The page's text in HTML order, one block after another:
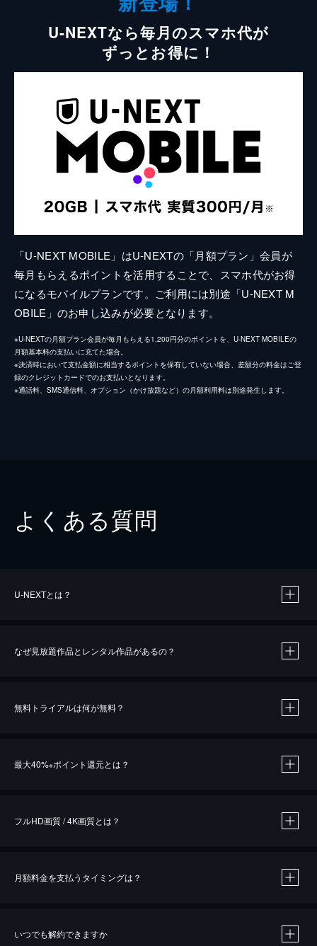
U-NEXTなら毎月のスマホ代が
ずっとお得に！
「U-NEXT MOBILE」はU-NEXTの「月額プラン」会員が
毎月もらえるポイントを活用することで、スマホ代がお得
になるモバイルプランです。ご利用には別途「U-NEXT M
OBILE」のお申し込みが必要となります。
※U-NEXTの月額プラン会員が毎月もらえる1,200円分のポイントを、U-NEXT MOBILEの
月額基本料の支払いに充てた場合。
※決済時において支払金額に相当するポイントを保有していない場合、差額分の料金はご登
録のクレジットカードでのお支払いとなります。
※通話料、SMS通信料、オプション（かけ放題など）の月額利用料は別途発生します。
よくある質問
U-NEXTとは？
なぜ見放題作品とレンタル作品があるの？
無料トライアルは何が無料？
最大40%※ポイント還元とは？
※40％ポイント還元の対象は、クレジットカード決済による作品の購入 / レンタルです。
iOSアプリのUコイン決済による作品の購入 / レンタルは、20％のポイント還元です。
フルHD画質 / 4K画質とは？
月額料金を支払うタイミングは？
いつでも解約できますか